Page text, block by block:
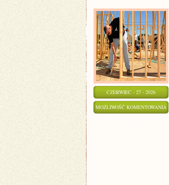
CZERWIEC - 27 - 2026
MOŻLIWOŚĆ KOMENTOWANIA